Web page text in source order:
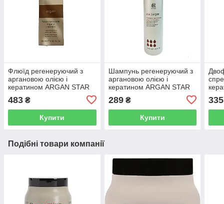
Флюїд регенеруючий з
аргановою олією і
кератином ARGAN STAR
483 ₴
Купити
Шампунь регенеруючий з
аргановою олією і
кератином ARGAN STAR
289₴
Купити
335
Подібні товари компанії